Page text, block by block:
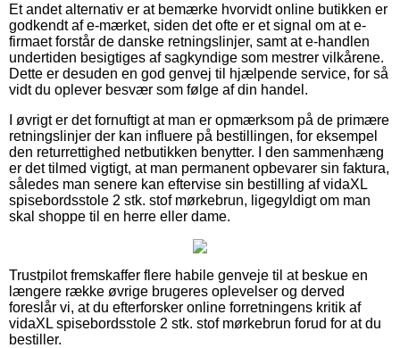
Et andet alternativ er at bemærke hvorvidt online butikken er
godkendt af e-mærket, siden det ofte er et signal om at e-
firmaet forstår de danske retningslinjer, samt at e-handlen
undertiden besigtiges af sagkyndige som mestrer vilkårene.
Dette er desuden en god genvej til hjælpende service, for så
vidt du oplever besvær som følge af din handel.
I øvrigt er det fornuftigt at man er opmærksom på de primære
retningslinjer der kan influere på bestillingen, for eksempel
den returrettighed netbutikken benytter. I den sammenhæng
er det tilmed vigtigt, at man permanent opbevarer sin faktura,
således man senere kan eftervise sin bestilling af vidaXL
spisebordsstole 2 stk. stof mørkebrun, ligegyldigt om man
skal shoppe til en herre eller dame.
Trustpilot fremskaffer flere habile genveje til at beskue en
længere række øvrige brugeres oplevelser og derved
foreslår vi, at du efterforsker online forretningens kritik af
vidaXL spisebordsstole 2 stk. stof mørkebrun forud for at du
bestiller.